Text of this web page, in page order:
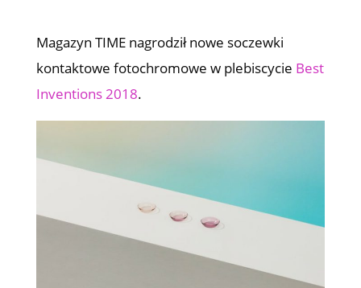
Magazyn TIME nagrodził nowe soczewki
kontaktowe fotochromowe w plebiscycie Best
Inventions 2018.